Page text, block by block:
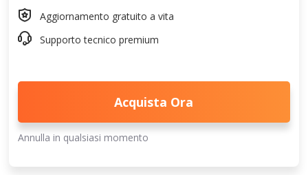
 Aggiornamento gratuito a vita
 Supporto tecnico premium
Acquista Ora
Annulla in qualsiasi momento